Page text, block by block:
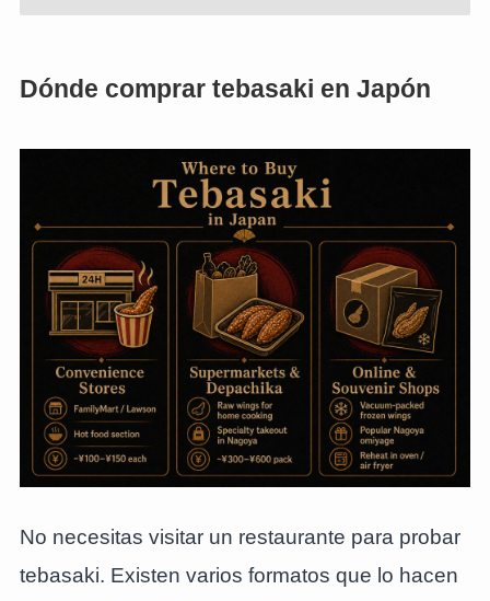
Dónde comprar tebasaki en Japón
No necesitas visitar un restaurante para probar
tebasaki. Existen varios formatos que lo hacen